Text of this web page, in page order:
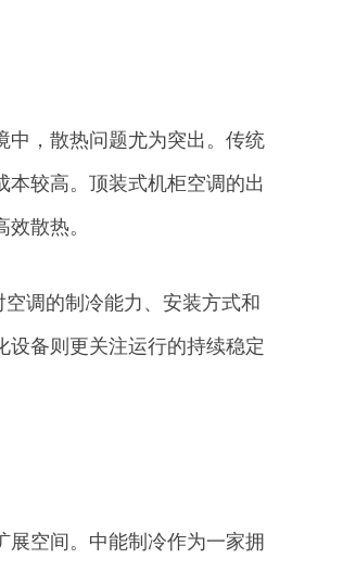
中，散热问题尤为突出。传统
较高。顶装式机柜空调的出
散热。
调的制冷能力、安装方式和
备则更关注运行的持续稳定
空间。中能制冷作为一家拥